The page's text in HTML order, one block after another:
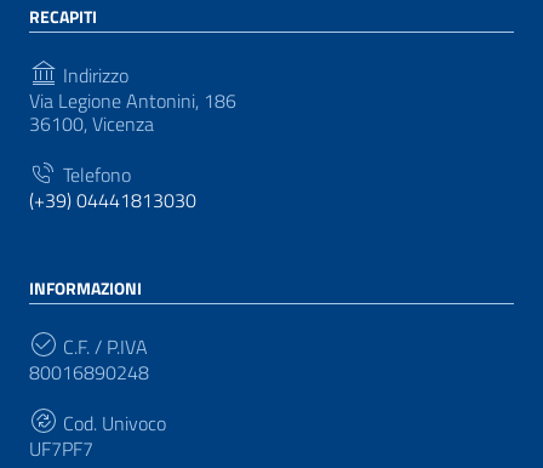
RECAPITI
Indirizzo
Via Legione Antonini, 186
36100, Vicenza
Telefono
(+39) 04441813030
INFORMAZIONI
C.F. / P.IVA
80016890248
Cod. Univoco
UF7PF7